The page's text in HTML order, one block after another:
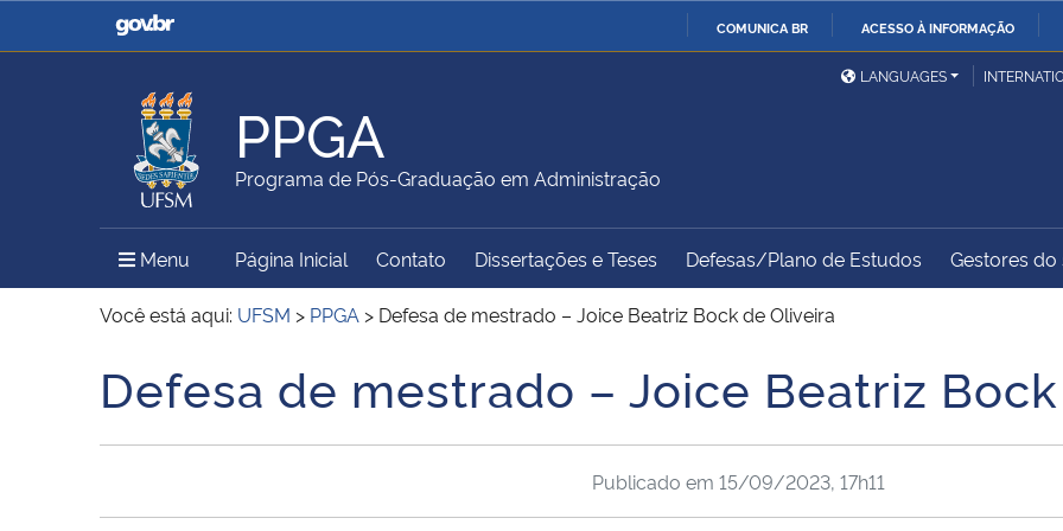
COMUNICA BR ACESSO À INFORMAÇÃO
Casa Civil
Ministério da Justiça e
Ministério da Defesa
Ministério das Relações
Exteriores
Ministério da Agricultura,
Pecuária e Abastecimento
Ministério da Educação
Ministério do Meio Ambiente Ministério do Turismo
Ministério do
Desenvolvimento Regional
Controladoria-Geral da
União
Secretaria de Governo
Gabinete de Segurança
Advocacia-Geral da União Banco Central do Brasil
LANGUAGES
PPGA
Programa de Pós-Graduação em Administração
Menu Menu Principal do Sítio
Página Inicial Contato Dissertações e Teses Defesas/Plano de Estudos Gestores do
Você está aqui: UFSM > PPGA > Defesa de mestrado – Joice Beatriz Bock de Oliveira
Início do conteúdo
Defesa de mestrado – Joice Beatriz
Publicado em 15/09/2023, 17h11